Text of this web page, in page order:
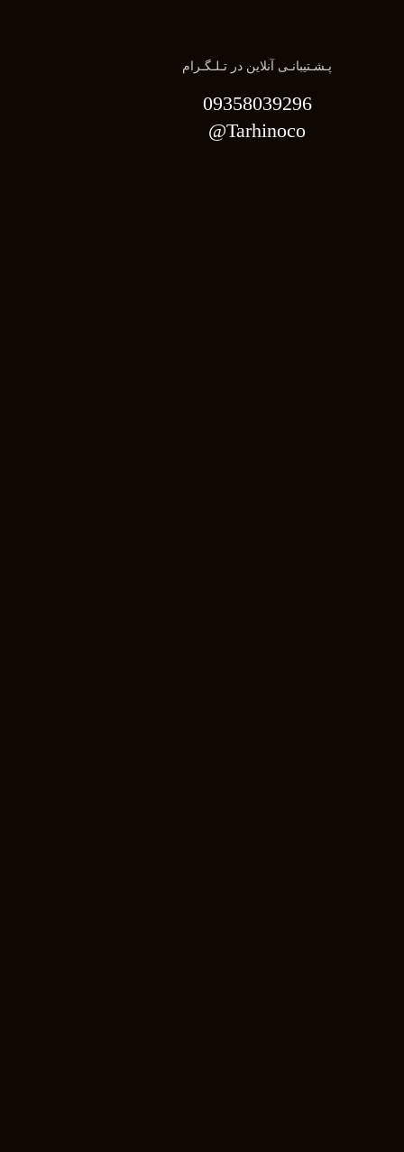
پـشـتیبانـی آنلاین در تـلـگـرام
09358039296
Tarhinoco@​